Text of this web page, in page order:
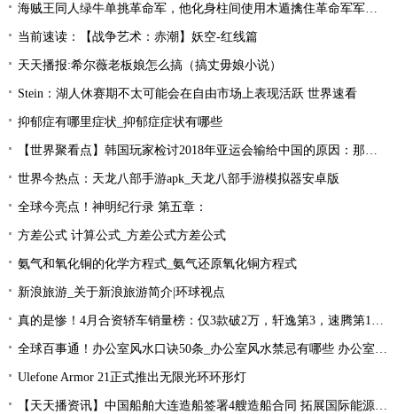
海贼王同人绿牛单挑革命军，他化身柱间使用木遁擒住革命军军长！
当前速读：【战争艺术：赤潮】妖空-红线篇
天天播报:希尔薇老板娘怎么搞（搞丈毋娘小说）
Stein：湖人休赛期不太可能会在自由市场上表现活跃 世界速看
抑郁症有哪里症状_抑郁症症状有哪些
【世界聚看点】韩国玩家检讨2018年亚运会输给中国的原因：那一年是Uzi的时代！
世界今热点：天龙八部手游apk_天龙八部手游模拟器安卓版
全球今亮点！神明纪行录 第五章：
方差公式 计算公式_方差公式方差公式
氨气和氧化铜的化学方程式_氨气还原氧化铜方程式
新浪旅游_关于新浪旅游简介|环球视点
真的是惨！4月合资轿车销量榜：仅3款破2万，轩逸第3，速腾第16！
全球百事通！办公室风水口诀50条_办公室风水禁忌有哪些 办公室风水禁忌大全
Ulefone Armor 21正式推出无限光环环形灯
【天天播资讯】中国船舶大连造船签署4艘造船合同 拓展国际能源运输领域合作